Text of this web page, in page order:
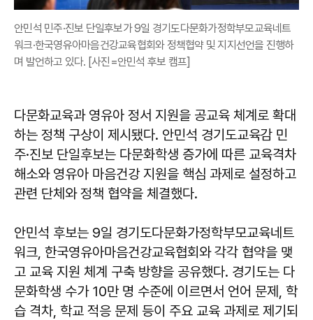
안민석 민주·진보 단일후보가 9일 경기도다문화가정학부모교육네트
워크·한국영유아마음건강교육협회와 정책협약 및 지지선언을 진행하
며 발언하고 있다. [사진=안민석 후보 캠프]
다문화교육과 영유아 정서 지원을 공교육 체계로 확대
하는 정책 구상이 제시됐다. 안민석 경기도교육감 민
주·진보 단일후보는 다문화학생 증가에 따른 교육격차
해소와 영유아 마음건강 지원을 핵심 과제로 설정하고
관련 단체와 정책 협약을 체결했다.
안민석 후보는 9일 경기도다문화가정학부모교육네트
워크, 한국영유아마음건강교육협회와 각각 협약을 맺
고 교육 지원 체계 구축 방향을 공유했다. 경기도는 다
문화학생 수가 10만 명 수준에 이르면서 언어 문제, 학
습 격차, 학교 적응 문제 등이 주요 교육 과제로 제기되